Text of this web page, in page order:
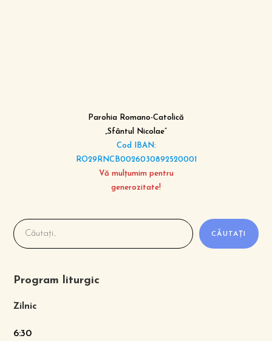
Parohia Romano-Catolică
„Sfântul Nicolae”
Cod IBAN:
RO29RNCB0026030892520001
Vă mulțumim pentru
generozitate!
CĂUTAȚI
Program liturgic
Zilnic
6:30